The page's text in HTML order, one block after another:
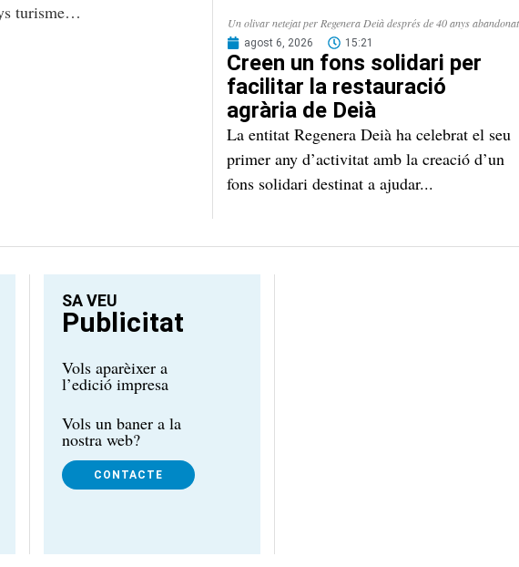
turisme…
Un olivar netejat per Regenera Deià després de 40 anys abandonat
agost 6, 2026 15:21
Creen un fons solidari per
facilitar la restauració
agrària de Deià
La entitat Regenera Deià ha celebrat el seu
primer any d’activitat amb la creació d’un
fons solidari destinat a ajudar...
SA VEU
Publicitat
Vols aparèixer a
l’edició impresa
Vols un baner a la
nostra web?
CONTACTE